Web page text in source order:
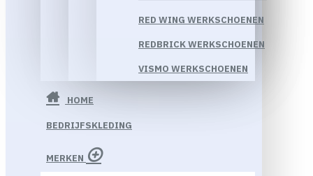
RED WING WERKSCHOENEN
REDBRICK WERKSCHOENEN
VISMO WERKSCHOENEN
HOME
BEDRIJFSKLEDING
MERKEN